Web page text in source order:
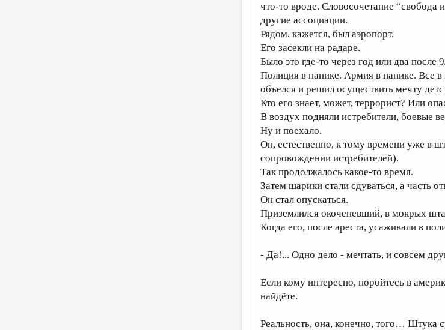
что-то вроде. Словосочетание
другие ассоциации.
Рядом, кажется, был аэропорт.
Его засекли на радаре.
Было это где-то через год или два после
Полиция в панике. Армия в панике. Все в
объелся и решил осуществить мечту
Кто его знает, может, террорист? Или
В воздух подняли истребители, боевые
Ну и поехало.
Он, естественно, к тому времени уже в
сопровождении истребителей).
Так продолжалось какое-то время.
Затем шарики стали сдуваться, а часть
Он стал опускаться.
Приземлился окоченевший, в мокрых
Когда его, после ареста, усаживали в
- Да!... Одно дело - мечтать, и совсем
Если кому интересно, поройтесь в
найдёте.
Реальность, она, конечно, того… Штука